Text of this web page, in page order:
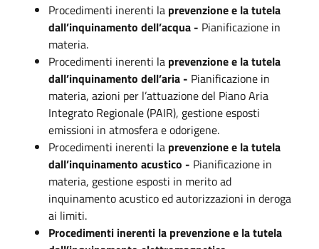
Procedimenti inerenti la prevenzione e la tutela
dall’inquinamento dell’acqua - Pianificazione in
materia.
Procedimenti inerenti la prevenzione e la tutela
dall’inquinamento dell’aria - Pianificazione in
materia, azioni per l’attuazione del Piano Aria
Integrato Regionale (PAIR), gestione esposti
emissioni in atmosfera e odorigene.
Procedimenti inerenti la prevenzione e la tutela
dall’inquinamento acustico - Pianificazione in
materia, gestione esposti in merito ad
inquinamento acustico ed autorizzazioni in deroga
ai limiti.
Procedimenti inerenti la prevenzione e la tutela